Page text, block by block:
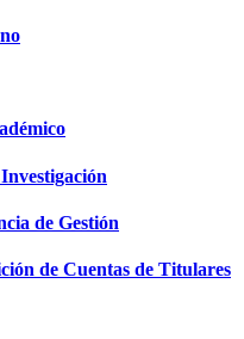
de Gestión
de Cuentas de Titulares